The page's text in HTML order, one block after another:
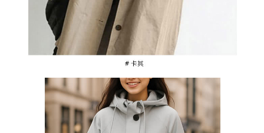
２．關於個人資料處理事宜，請瀏覽以下網址：
https://aftee.tw/terms/#terms3
３．未成年的使用者請事先徵得法定代理人或監護人之同意方可使用
「AFTEE先享後付」，若未經同意申辦者引起之損失，本公司不負相關責
４．使用「AFTEE先享後付」時，將依據個別帳號之用戶狀況，依本公司即
時審查核予不同之上限額度；若仍有額度不足之情形，本公司將視審查結果
請求用戶進行身份認證。
５．嚴禁一人註冊多個帳號或使用他人資訊註冊。若發現惡意使用之情形，
恩沛科技股份有限公司將有權停止該用戶之使用額度並採取法律行動。
每筆NT$100，滿NT$1,500(含以上)免運費